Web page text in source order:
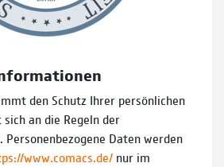
den Schutz Ihrer persönlichen
an die Regeln der
Personenbezogene Daten werden
www.comacs.de/ nur im